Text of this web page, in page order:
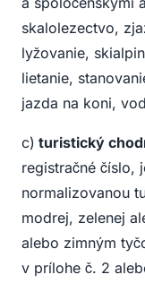
skalolezectvo,
lyžovanie,
lietanie,
jazda na koni,
c) turistický
registračné číslo,
normalizovanou
modrej, zelenej
alebo zimným
v prílohe č. 2